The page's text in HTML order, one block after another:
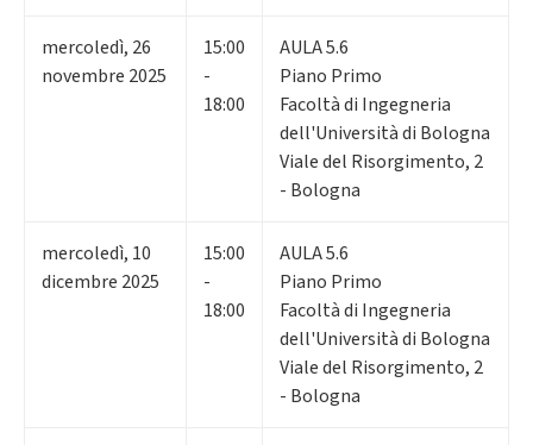
mercoledì, 26
novembre 2025
15:00
-
18:00
AULA 5.6
Piano Primo
Facoltà di Ingegneria
dell'Università di Bologna
Viale del Risorgimento, 2
- Bologna
mercoledì, 10
dicembre 2025
15:00
-
18:00
AULA 5.6
Piano Primo
Facoltà di Ingegneria
dell'Università di Bologna
Viale del Risorgimento, 2
- Bologna